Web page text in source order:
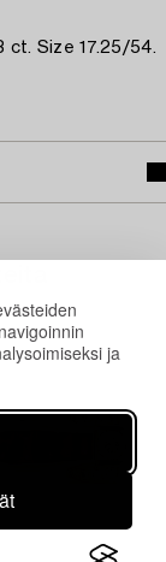
ja
ct. Size 17.25/54.